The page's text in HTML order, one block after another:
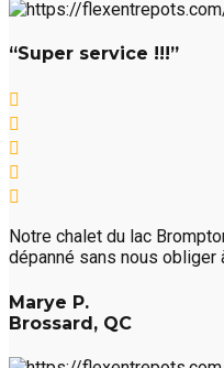
“Super service !!!”
Notre chalet du lac
dépanné sans nous obliger
Marye P.
Brossard, QC